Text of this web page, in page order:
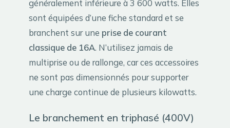
généralement inférieure à 3 600 watts. Elles
sont équipées d’une fiche standard et se
branchent sur une prise de courant
classique de 16A. N’utilisez jamais de
multiprise ou de rallonge, car ces accessoires
ne sont pas dimensionnés pour supporter
une charge continue de plusieurs kilowatts.
Le branchement en triphasé (400V)